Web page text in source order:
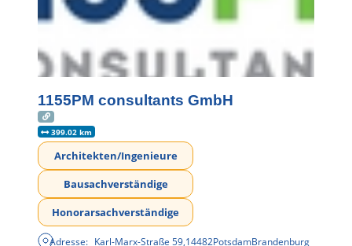
1155PM consultants GmbH
399.02 km
Architekten/Ingenieure
Bausachverständige
Honorarsachverständige
Adresse: Karl-Marx-Straße 59,14482PotsdamBrandenburg